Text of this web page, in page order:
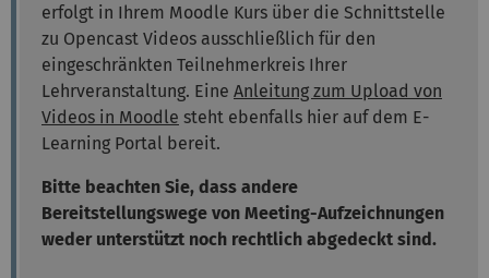
erfolgt in Ihrem Moodle Kurs über die Schnittstelle
zu Opencast Videos ausschließlich für den
eingeschränkten Teilnehmerkreis Ihrer
Lehrveranstaltung. Eine Anleitung zum Upload von
Videos in Moodle steht ebenfalls hier auf dem E-
Learning Portal bereit.
Bitte beachten Sie, dass andere
Bereitstellungswege von Meeting-Aufzeichnungen
weder unterstützt noch rechtlich abgedeckt sind.